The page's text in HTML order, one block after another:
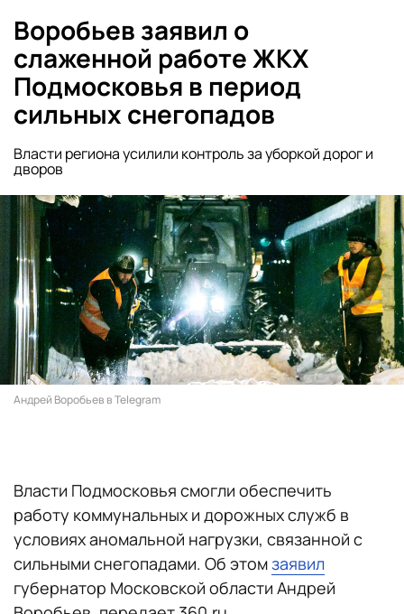
Воробьев заявил о
слаженной работе ЖКХ
Подмосковья в период
сильных снегопадов
Власти региона усилили контроль за уборкой дорог и
дворов
Андрей Воробьев в Telegram
Власти Подмосковья смогли обеспечить
работу коммунальных и дорожных служб в
условиях аномальной нагрузки, связанной с
сильными снегопадами. Об этомзаявил
губернатор Московской области Андрей